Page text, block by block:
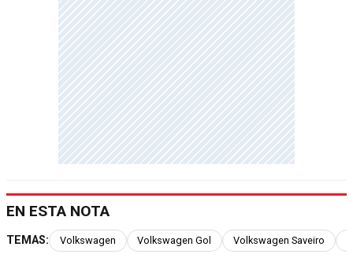
EN ESTA NOTA
TEMAS: Volkswagen Volkswagen Gol Volkswagen Saveiro